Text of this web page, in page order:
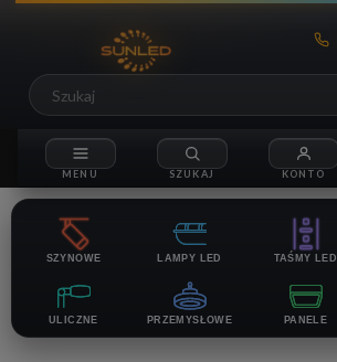
SZYNOWE LAMPY LED TAŚMY LED
ULICZNE PRZEMYSŁOWE PANELE